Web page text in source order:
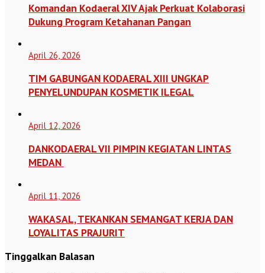
Komandan Kodaeral XIV Ajak Perkuat Kolaborasi
Dukung Program Ketahanan Pangan
April 26, 2026
TIM GABUNGAN KODAERAL XIII UNGKAP
PENYELUNDUPAN KOSMETIK ILEGAL
April 12, 2026
DANKODAERAL VII PIMPIN KEGIATAN LINTAS
MEDAN
April 11, 2026
WAKASAL, TEKANKAN SEMANGAT KERJA DAN
LOYALITAS PRAJURIT
Tinggalkan Balasan